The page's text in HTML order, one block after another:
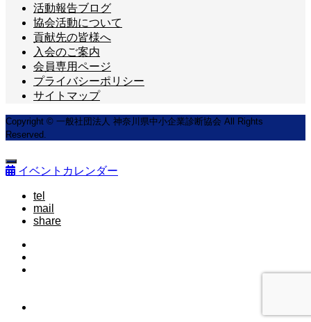
活動報告ブログ
協会活動について
貢献先の皆様へ
入会のご案内
会員専用ページ
プライバシーポリシー
サイトマップ
Copyright © 一般社団法人 神奈川県中小企業診断協会 All Rights
Reserved.
イベントカレンダー
tel
mail
share